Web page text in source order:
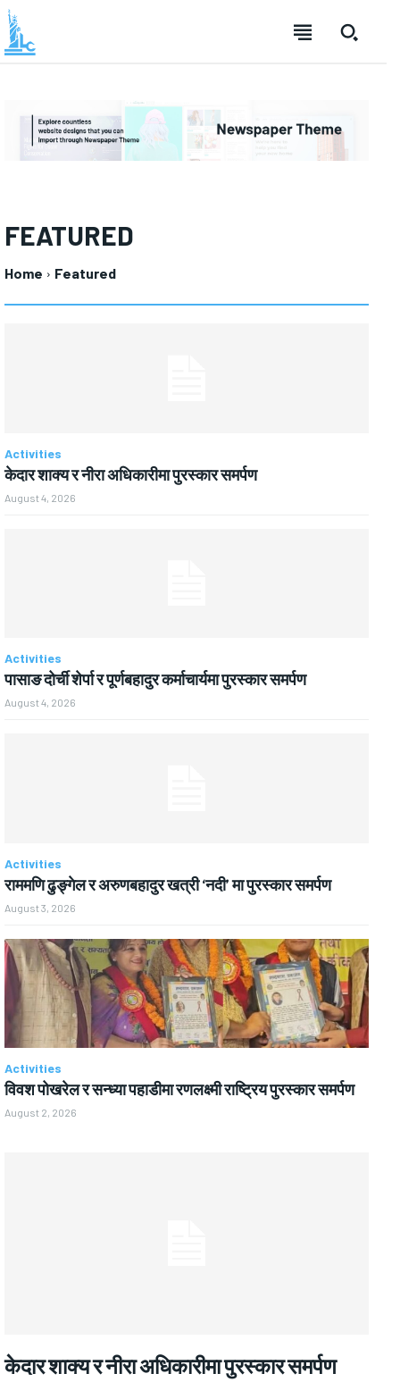
FEATURED
Home Featured
Activities
केदार शाक्य र नीरा अधिकारीमा पुरस्कार समर्पण
August 4, 2026
Activities
पासाङ दोर्ची शेर्पा र पूर्णबहादुर कर्माचार्यमा पुरस्कार समर्पण
August 4, 2026
Activities
राममणि ढुङ्गेल र अरुणबहादुर खत्री ‘नदी’ मा पुरस्कार समर्पण
August 3, 2026
Activities
विवश पोखरेल र सन्ध्या पहाडीमा रणलक्ष्मी राष्ट्रिय पुरस्कार समर्पण
August 2, 2026
केदार शाक्य र नीरा अधिकारीमा पुरस्कार समर्पण